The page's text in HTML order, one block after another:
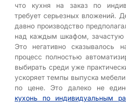
что кухня на заказ по
требует серьезных вложений.
давно производство
над каждым шкафом,
Это негативно сказывалось
процесс полностью
выбирать среди уже
ускоряет темпы выпуска
по цене. Это далеко не
кухонь по индивидуальным